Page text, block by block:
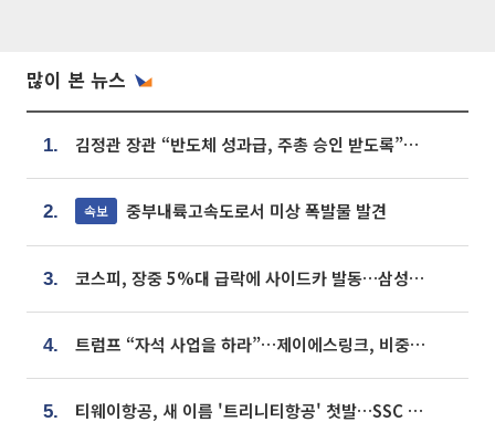
많이 본 뉴스
1. 김정관 장관 “반도체 성과급, 주총 승인 받도록”…상법·자본시장법 개정 시사
2. 속보 중부내륙고속도로서 미상 폭발물 발견
3. 코스피, 장중 5%대 급락에 사이드카 발동…삼성·SK 동반 폭락
4. 트럼프 “자석 사업을 하라”…제이에스링크, 비중국 영구자석 공급망 구축 속도
5. 티웨이항공, 새 이름 '트리니티항공' 첫발…SSC 전략 본격화